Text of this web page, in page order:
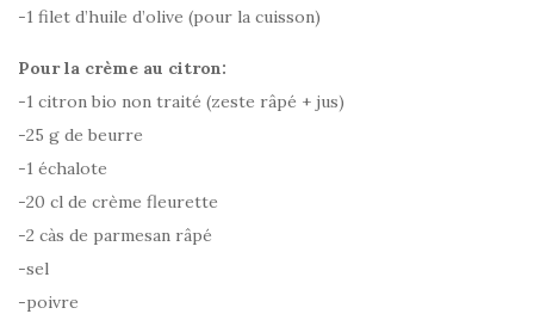
-1 filet d’huile d’olive (pour la cuisson)
Pour la crème au citron:
-1 citron bio non traité (zeste râpé + jus)
-25 g de beurre
-1 échalote
-20 cl de crème fleurette
-2 càs de parmesan râpé
-sel
-poivre